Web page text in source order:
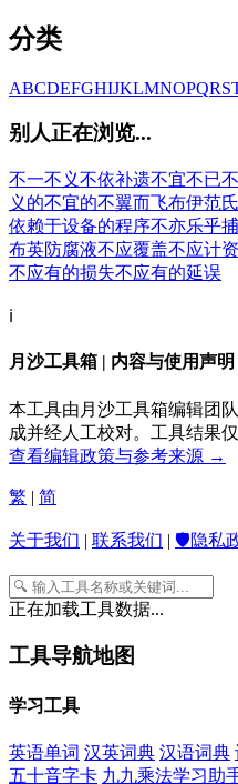
分类
ABCDEFGHIJKLMNOPQRS
别人正在浏览...
不一不义不依补遗不宜不已
义的不宜的不翼而飞布伊范
依赖于设备的程序不亦乐乎
布英防腐液不应覆盖不应计
不应有的损失不应有的延误
ℹ️
月沙工具箱 | 内容与使用声明
本工具由月沙工具箱编辑团
成并经人工校对。工具结果
查看编辑政策与参考来源 →
繁 | 简
关于我们 | 联系我们 | 🛡️隐私
正在加载工具数据...
工具导航地图
学习工具
英语单词 汉英词典 汉语词典
五十音字卡 九九乘法学习助